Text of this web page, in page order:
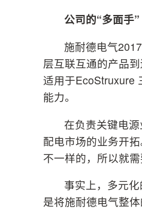
公司的“多面手”
施耐德电气
层互联互通的产品
适用于EcoStruxure
能力。
在负责关键电
配电市场的业务开
不一样的，所以就
事实上，多元
是将施耐德电气整